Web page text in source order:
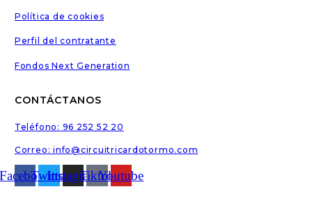
Política de cookies
Perfil del contratante
Fondos Next Generation
CONTÁCTANOS
Teléfono: 96 252 52 20
Correo: info@circuitricardotormo.com
Twitter
Instagram
TiktokYoutube